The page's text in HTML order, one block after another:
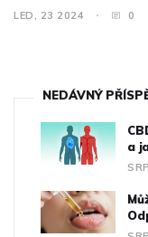
jak Delta 8 může
LED, 23 2024 0
NEDÁVNÝ
a